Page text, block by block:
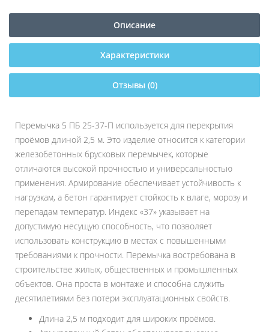
Описание
Характеристики
Отзывы (0)
Перемычка 5 ПБ 25-37-П используется для перекрытия
проёмов длиной 2,5 м. Это изделие относится к категории
железобетонных брусковых перемычек, которые
отличаются высокой прочностью и универсальностью
применения. Армирование обеспечивает устойчивость к
нагрузкам, а бетон гарантирует стойкость к влаге, морозу и
перепадам температур. Индекс «37» указывает на
допустимую несущую способность, что позволяет
использовать конструкцию в местах с повышенными
требованиями к прочности. Перемычка востребована в
строительстве жилых, общественных и промышленных
объектов. Она проста в монтаже и способна служить
десятилетиями без потери эксплуатационных свойств.
Длина 2,5 м подходит для широких проёмов.